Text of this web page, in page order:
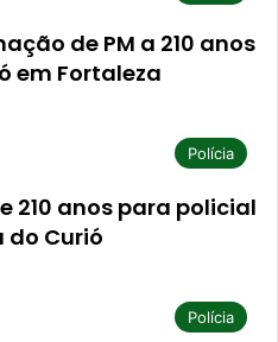
de PM a 210 anos
em Fortaleza
Polícia
210 anos para policial
Curió
Polícia